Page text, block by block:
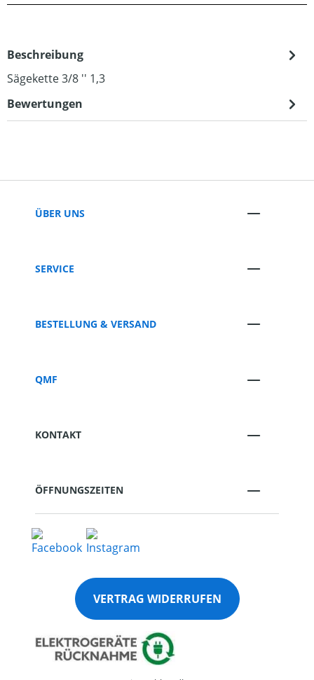
Beschreibung
Sägekette 3/8 '' 1,3
Bewertungen
ÜBER UNS
SERVICE
BESTELLUNG & VERSAND
QMF
KONTAKT
ÖFFNUNGSZEITEN
VERTRAG WIDERRUFEN